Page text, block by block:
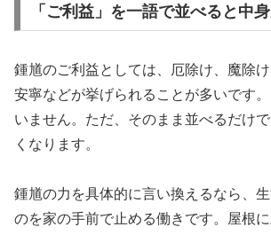
「ご利益」を一語で並べると中
鍾馗のご利益としては、厄除け、魔除
安寧などが挙げられることが多いです
いません。ただ、そのまま並べるだけ
くなります。
鍾馗の力を具体的に言い換えるなら、
のを家の手前で止める働きです。屋根